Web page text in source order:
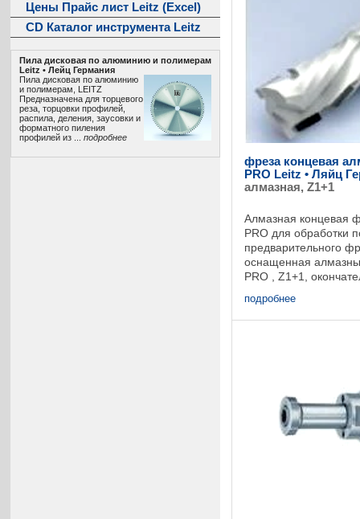
Цены Прайс лист Leitz (Excel)
CD Каталог инструмента Leitz
Пила дисковая по алюминию и полимерам
Leitz • Лeйц Германия
Пила дисковая по алюминию
и полимерам, LEITZ
Предназначена для торцевого
реза, торцовки профилей,
распила, деления, заусовки и
форматного пиления
профилей из ... подробнее
фреза концевая
PRO Leitz • Ляйц
алмазная, Z1+1
Алмазная концевая
PRO для обработки
предварительного
оснащенная
PRO , Z1+1,
подходит для
подробнее